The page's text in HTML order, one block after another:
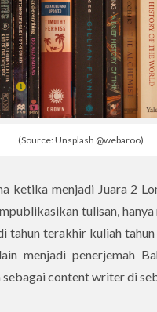
(Source: Unsplash @webaroo)
ketika menjadi Juara 2
tulisan,
tahun terakhir kuliah
menjadi penerjemah
content writer di